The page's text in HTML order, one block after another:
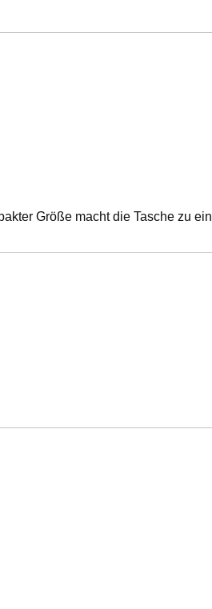
Größe macht die Tasche zu